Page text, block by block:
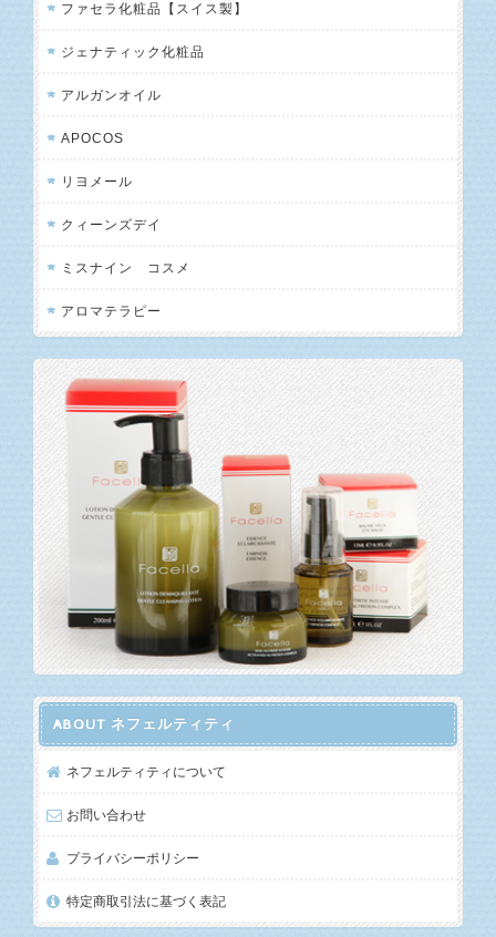
ファセラ化粧品【スイス製】
ジェナティック化粧品
アルガンオイル
APOCOS
リヨメール
クィーンズデイ
ミスナイン コスメ
アロマテラピー
ABOUT ネフェルティティ
ネフェルティティについて
お問い合わせ
プライバシーポリシー
特定商取引法に基づく表記